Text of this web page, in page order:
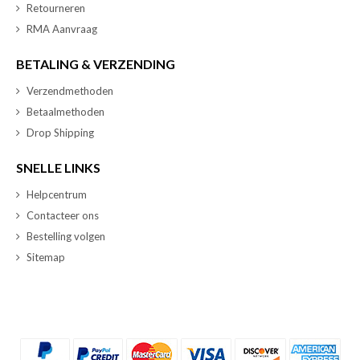
Retourneren
RMA Aanvraag
BETALING & VERZENDING
Verzendmethoden
Betaalmethoden
Drop Shipping
SNELLE LINKS
Helpcentrum
Contacteer ons
Bestelling volgen
Sitemap